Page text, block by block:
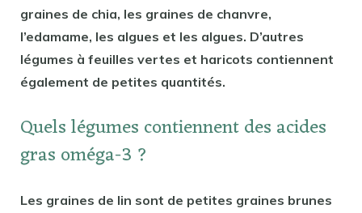
graines de chia, les graines de chanvre,
l’edamame, les algues et les algues. D’autres
légumes à feuilles vertes et haricots contiennent
également de petites quantités.
Quels légumes contiennent des acides
gras oméga-3 ?
Les graines de lin sont de petites graines brunes